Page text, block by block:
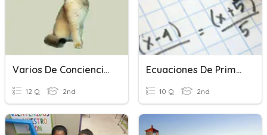
Varios De Conciencia Fonémica
12 Q 2nd
Ecuaciones De Primer Grado
10 Q 2nd